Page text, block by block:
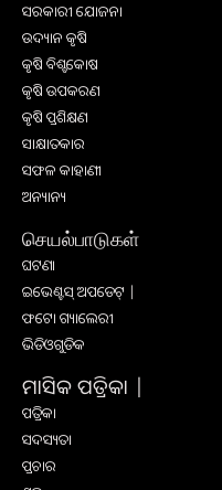
ସରକାରୀ ଯୋଜନା
ଉଦ୍ୟାନ କୃଷି
କୃଷି ବିଶ୍ବକୋଷ
କୃଷି ଉପକରଣ
କୃଷି ପ୍ରଶିକ୍ଷଣ
ସାକ୍ଷାତକାର
ସଫଳ କାହାଣୀ
ଅନ୍ୟାନ୍ୟ
செயல்பாடுகள்
ଘଟଣା
ଇଭେଣ୍ଟସ୍ ଅପଡେଟ୍ |
ଫଟୋ ଗ୍ୟାଲେରୀ
ଭିଡିଓଗୁଡିକ
ମାସିକ ପତ୍ରିକା |
ପତ୍ରିକା
ସଦସ୍ୟତା
ପ୍ରଚାର